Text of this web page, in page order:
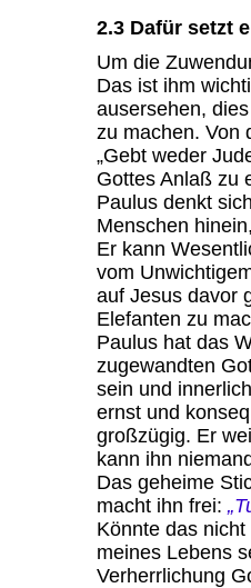
2.3 Dafür setzt
Um die
Das ist ihm
ausersehen,
zu machen. Von
„Gebt weder
Gottes Anlaß zu
Paulus denkt
Menschen
Er kann
vom
auf Jesus davor
Elefanten zu
Paulus hat das
zugewandten
sein und
ernst und
großzügig. Er
kann ihn
Das geheime
macht ihn frei:
Könnte das
meines Lebens
Verherrlichung